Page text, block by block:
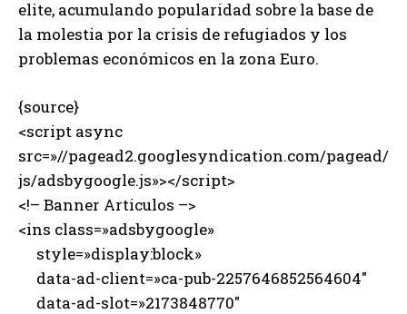
elite, acumulando popularidad sobre la base de
la molestia por la crisis de refugiados y los
problemas económicos en la zona Euro.
{source}
<script async
src=»//pagead2.googlesyndication.com/pagead/
js/adsbygoogle.js»></script>
<!– Banner Articulos –>
<ins class=»adsbygoogle»
style=»display:block»
data-ad-client=»ca-pub-2257646852564604″
data-ad-slot=»2173848770″